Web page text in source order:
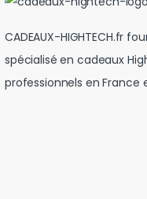
CADEAUX-HIGHTECH.fr
spécialisé en cadeaux
professionnels en France